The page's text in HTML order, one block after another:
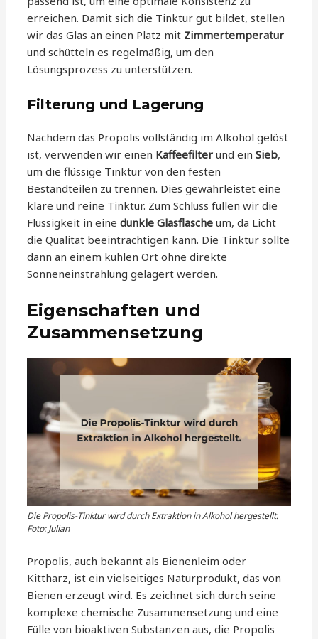
erreichen. Damit sich die Tinktur gut bildet, stellen
wir das Glas an einen Platz mit Zimmertemperatur
und schütteln es regelmäßig, um den
Lösungsprozess zu unterstützen.
Filterung und Lagerung
Nachdem das Propolis vollständig im Alkohol gelöst
ist, verwenden wir einen Kaffeefilter und einSieb,
um die flüssige Tinktur von den festen
Bestandteilen zu trennen. Dies gewährleistet eine
klare und reine Tinktur. Zum Schluss füllen wir die
Flüssigkeit in einedunkle Glasflasche um, da Licht
die Qualität beeinträchtigen kann. Die Tinktur sollte
dann an einem kühlen Ort ohne direkte
Sonneneinstrahlung gelagert werden.
Eigenschaften und
Zusammensetzung
Die Propolis-Tinktur wird durch Extraktion in Alkohol hergestellt.
Foto: Julian
Propolis, auch bekannt als Bienenleim oder
Kittharz, ist ein vielseitiges Naturprodukt, das von
Bienen erzeugt wird. Es zeichnet sich durch seine
komplexe chemische Zusammensetzung und eine
Fülle von bioaktiven Substanzen aus, die Propolis